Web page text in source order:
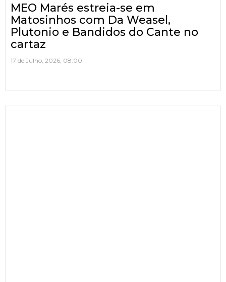
MEO Marés estreia-se em
Matosinhos com Da Weasel,
Plutonio e Bandidos do Cante no
cartaz
17 de Julho, 2026, 08:00